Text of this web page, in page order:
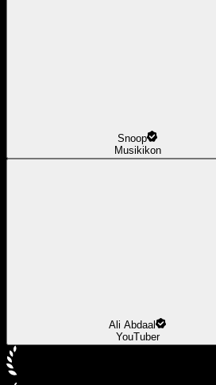
Snoop
Musikikon
Ali Abdaal
YouTuber